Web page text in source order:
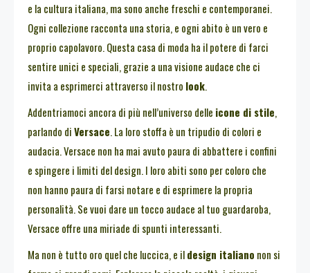
e la cultura italiana, ma sono anche freschi e contemporanei.
Ogni collezione racconta una storia, e ogni abito è un vero e
proprio capolavoro. Questa casa di moda ha il potere di farci
sentire unici e speciali, grazie a una visione audace che ci
invita a esprimerci attraverso il nostro look.
Addentriamoci ancora di più nell’universo delle icone di stile,
parlando diVersace. La loro stoffa è un tripudio di colori e
audacia. Versace non ha mai avuto paura di abbattere i confini
e spingere i limiti del design. I loro abiti sono per coloro che
non hanno paura di farsi notare e di esprimere la propria
personalità. Se vuoi dare un tocco audace al tuo guardaroba,
Versace offre una miriade di spunti interessanti.
Ma non è tutto oro quel che luccica, e ildesign italiano non si